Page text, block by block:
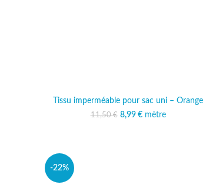
Tissu imperméable pour sac uni – Orange
11,50€
Le prix initial était :
8,99 € Le prix actuel est :
mètre
-22%